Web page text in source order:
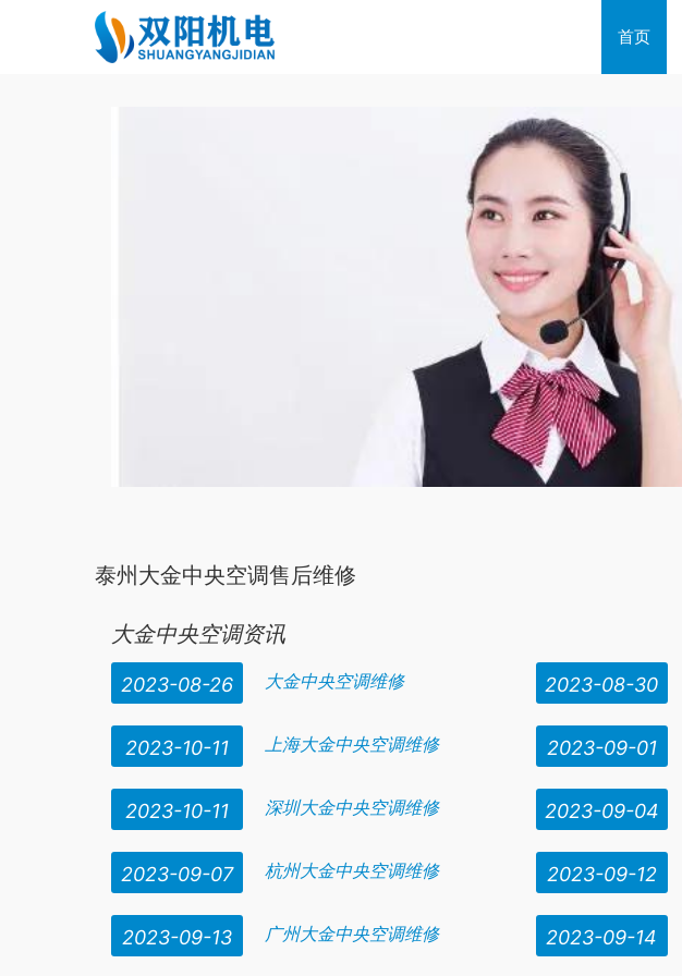
首页
泰州大金中央空调售后维修
大金中央空调 是很好的，很多用户都对大金产品的
大金中央空调资讯
2023-08-26 大金中央空调维修 2023-08-30
2023-10-11 上海大金中央空调维修 2023-09-01
2023-10-11 深圳大金中央空调维修 2023-09-04
2023-09-07 杭州大金中央空调维修 2023-09-12
2023-09-13 广州大金中央空调维修 2023-09-14